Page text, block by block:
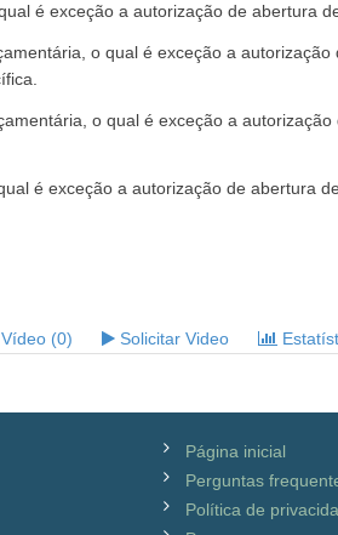
é exceção a autorização de abertura
o qual é exceção a
o qual é exceção a
é exceção a autorização de abertura
Vídeo (0) Solicitar Video
Página inicial
Perguntas
Política de